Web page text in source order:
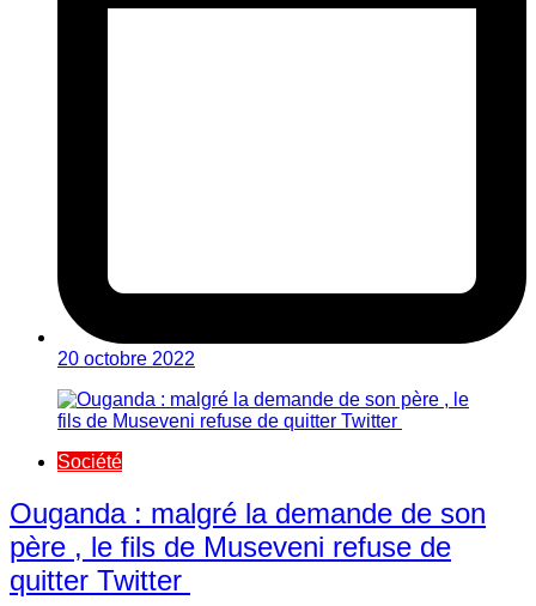
20 octobre 2022
Société
Ouganda : malgré la demande de son
père , le fils de Museveni refuse de
quitter Twitter